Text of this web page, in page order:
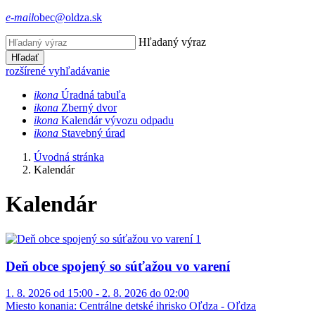
e-mailobec@oldza.sk
Hľadaný výraz
Hľadať
rozšírené vyhľadávanie
ikona Úradná tabuľa
ikona Zberný dvor
ikona Kalendár vývozu odpadu
ikona Stavebný úrad
Úvodná stránka
Kalendár
Kalendár
Deň obce spojený so súťažou vo varení
1. 8. 2026 od 15:00 - 2. 8. 2026 do 02:00
Miesto konania: Centrálne detské ihrisko Oľdza - Oľdza